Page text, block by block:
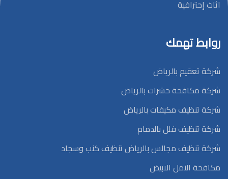
اثاث إحترافية
روابط تهمك
شركة تعقيم بالرياض
شركة مكافحة حشرات بالرياض
شركة تنظيف مكيفات بالرياض
شركة تنظيف فلل بالدمام
شركة تنظيف مجالس بالرياض تنظيف كنب وسجاد
مكافحة النمل الابيض